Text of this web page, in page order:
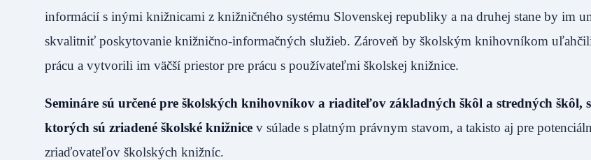
informácií s inými knižnicami z knižničného systému Slovenskej republiky a na druhej stane by im
skvalitniť poskytovanie knižnično-informačných služieb. Zároveň by školským knihovníkom
prácu a vytvorili im väčší priestor pre prácu s používateľmi školskej knižnice.
Semináre sú určené pre školských knihovníkov a riaditeľov základných škôl a stredných škôl,
ktorých sú zriadené školské knižnice v súlade s platným právnym stavom, a takisto aj pre
zriaďovateľov školských knižníc.